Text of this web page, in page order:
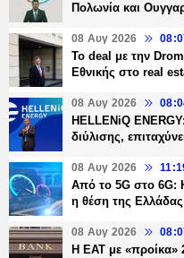
Πολωνία και
08 Αυγ 2026
Το deal με την
Εθνικής στο real
08 Αυγ 2026
HELLENiQ
διύλισης,
08 Αυγ 2026
Από το 5G στο 6G:
η θέση της Ελλάδας
08 Αυγ 2026
Η ΕΑΤ με «προίκα»